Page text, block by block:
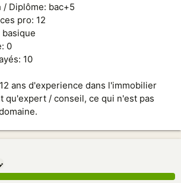
/ Diplôme: bac+5
pro: 12
0
10
ans d'experience dans l'immobilier
qu'expert / conseil, ce qui n'est pas